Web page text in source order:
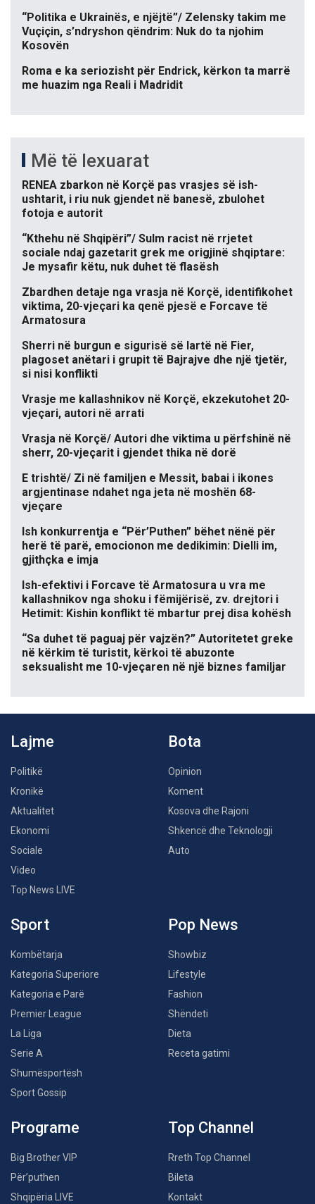
“Politika e Ukrainës, e njëjtë”/ Zelensky takim me
Vuçiçin, s’ndryshon qëndrim: Nuk do ta njohim
Kosovën
Roma e ka seriozisht për Endrick, kërkon ta marrë
me huazim nga Reali i Madridit
Më të lexuarat
RENEA zbarkon në Korçë pas vrasjes së ish-
ushtarit, i riu nuk gjendet në banesë, zbulohet
fotoja e autorit
“Kthehu në Shqipëri”/ Sulm racist në rrjetet
sociale ndaj gazetarit grek me origjinë shqiptare:
Je mysafir këtu, nuk duhet të flasësh
Zbardhen detaje nga vrasja në Korçë, identifikohet
viktima, 20-vjeçari ka qenë pjesë e Forcave të
Armatosura
Sherri në burgun e sigurisë së lartë në Fier,
plagoset anëtari i grupit të Bajrajve dhe një tjetër,
si nisi konflikti
Vrasje me kallashnikov në Korçë, ekzekutohet 20-
vjeçari, autori në arrati
Vrasja në Korçë/ Autori dhe viktima u përfshinë në
sherr, 20-vjeçarit i gjendet thika në dorë
E trishtë/ Zi në familjen e Messit, babai i ikones
argjentinase ndahet nga jeta në moshën 68-
vjeçare
Ish konkurrentja e “Për’Puthen” bëhet nënë për
herë të parë, emocionon me dedikimin: Dielli im,
gjithçka e imja
Ish-efektivi i Forcave të Armatosura u vra me
kallashnikov nga shoku i fëmijërisë, zv. drejtori i
Hetimit: Kishin konflikt të mbartur prej disa kohësh
“Sa duhet të paguaj për vajzën?” Autoritetet greke
në kërkim të turistit, kërkoi të abuzonte
seksualisht me 10-vjeçaren në një biznes familjar
Lajme
Politikë
Kronikë
Aktualitet
Ekonomi
Sociale
Video
Top News LIVE
Bota
Opinion
Koment
Kosova dhe Rajoni
Shkencë dhe Teknologji
Auto
Sport
Kombëtarja
Kategoria Superiore
Kategoria e Parë
Premier League
La Liga
Serie A
Shumësportësh
Sport Gossip
Pop News
Showbiz
Lifestyle
Fashion
Shëndeti
Dieta
Receta gatimi
Programe
Big Brother VIP
Për’puthen
Shqipëria LIVE
Top Channel
Rreth Top Channel
Bileta
Kontakt